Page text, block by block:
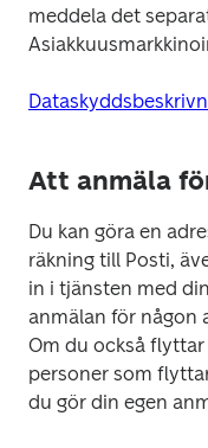
meddela det
Att anmäla
Du kan göra en
räkning till Posti,
in i tjänsten med
anmälan för någon
Om du också
personer som
du gör din egen